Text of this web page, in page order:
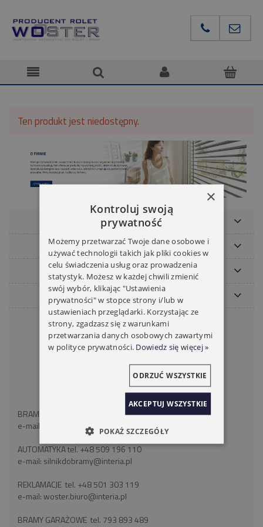
Ten produkt jest niedostępny.
POMOC
NASZE MARKI
MOJE KONTO
PŁATNOŚCI I DOSTAWA
KONTAKT
WOSTER BRAMY ROLETY
ul. Wróblewskiego 18
41-106 Siemianowice Śląskie
województwo śląskie
NIP: 6262466375
BRAMY ROLETY tel:
+48 793 893 489
e-mail:
silnikdorolet@poczta.fm
AUTOMATYKA tel.+48 509 196 110
e-mail: silnikdobramy@interia.pl
REKLAMACJE tel. +48 501 303 119
e-mail:woster.biuro@interia.pl
BRAMY GARAŻOWE tel. 793 893 489
×
Kontroluj swoją
prywatność
Możemy przetwarzać Twoje dane osobowe i
używać technologii takich jak pliki cookies w
celu świadczenia usług oraz prowadzenia
statystyk. Możesz w każdej chwili zmienić
swój wybór, klikając "Ustawienia
prywatności" w stopce strony i/lub w
ustawieniach przeglądarki. Korzystając ze
strony, zgadzasz się z warunkami
przetwarzania danych osobowych zawartymi
w polityce prywatności. Dowiedz się więcej »
AKCEPTUJ WSZYSTKIE
ODRZUĆ WSZYSTKIE
POKAŻ SZCZEGÓŁY